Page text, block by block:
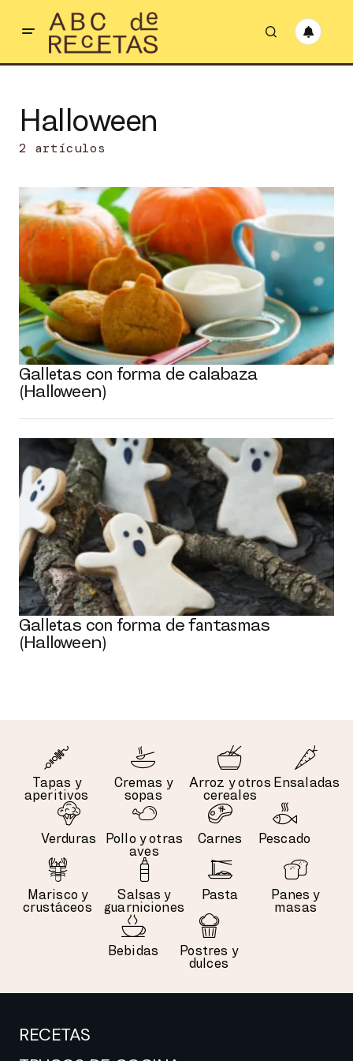
Halloween
2 artículos
Galletas con forma de calabaza
(Halloween)
Galletas con forma de fantasmas
(Halloween)
Tapas y
aperitivos
Cremas y
sopas
Arroz y otros
cereales
Ensaladas
Verduras
Pollo y otras
aves
Carnes Pescado
Marisco y
crustáceos
Salsas y
guarniciones
Pasta
Panes y
masas
Bebidas
Postres y
dulces
RECETAS